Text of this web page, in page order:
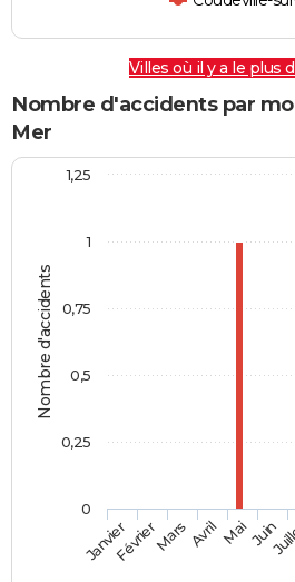
Villes où il y a le plus
Nombre d'accidents par
Mer
Nombre d'accidents
JanvierFévrierMars AvrilMaiJuin
0
1
0,25
0,5
0,75
1,25